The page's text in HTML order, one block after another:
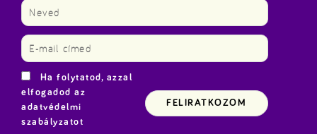
Ha folytatod, azzal
elfogadod az
adatvédelmi
szabályzatot